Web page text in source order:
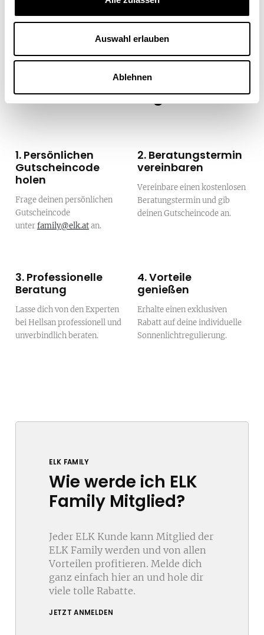
Auswahl erlauben
Ablehnen
So einfach geht's
1. Persönlichen
Gutscheincode
holen
Frage deinen persönlichen
Gutscheincode
unterfamily@elk.atan.
2. Beratungstermin
vereinbaren
Vereinbare einen kostenlosen
Beratungstermin und gib
deinen Gutscheincode an.
3. Professionelle
Beratung
Lasse dich von den Experten
bei Hellsan professionell und
unverbindlich beraten.
4. Vorteile
genießen
Erhalte einen exklusiven
Rabatt auf deine individuelle
Sonnenlichtregulierung.
ELK FAMILY
Wie werde ich ELK
Family Mitglied?
Jeder ELK Kunde kann Mitglied der
ELK Family werden und von allen
Vorteilen profitieren. Melde dich
ganz einfach hier an und hole dir
viele tolle Rabatte.
JETZT ANMELDEN